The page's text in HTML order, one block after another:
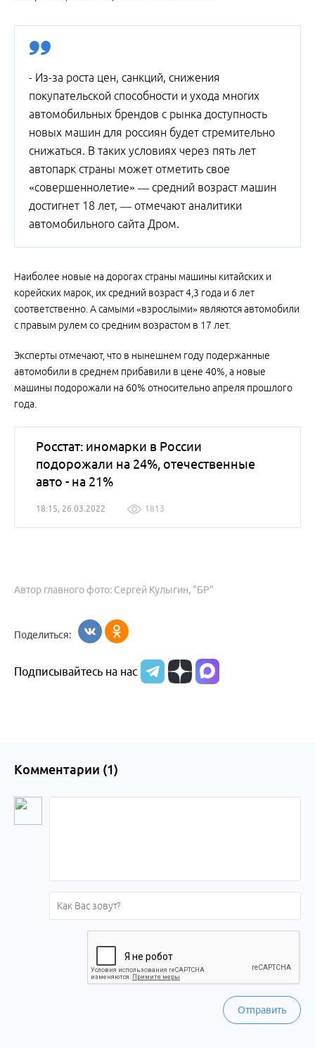
- Из-за роста цен, санкций, снижения
покупательской способности и ухода многих
автомобильных брендов с рынка доступность
новых машин для россиян будет стремительно
снижаться. В таких условиях через пять лет
автопарк страны может отметить свое
«совершеннолетие» — средний возраст машин
достигнет 18 лет, — отмечают аналитики
автомобильного сайта Дром.
Наиболее новые на дорогах страны машины китайских и
корейских марок, их средний возраст 4,3 года и 6 лет
соответственно. А самыми «взрослыми» являются автомобили
с правым рулем со средним возрастом в 17 лет.
Эксперты отмечают, что в нынешнем году подержанные
автомобили в среднем прибавили в цене 40%, а новые
машины подорожали на 60% относительно апреля прошлого
года.
Росстат: иномарки в России
подорожали на 24%, отечественные
авто - на 21%
18:15, 26.03.2022 1813
Автор главного фото: Сергей Кулыгин, "БР"
Поделиться:
Подписывайтесь на нас
Комментарии (1)
Отправить